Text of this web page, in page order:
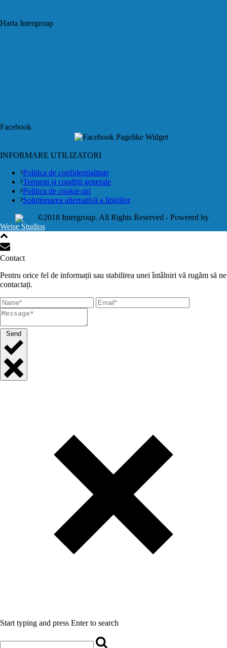
Harta Intergroup
Facebook
INFORMARE UTILIZATORI
Politica de confidentialitate
Termeni și condiții generale
Politica de cookie-uri
Soluționarea alternativă a litigiilor
©2018 Intergroup. All Rights Reserved - Powered by
Weise Studios
Contact
Pentru orice fel de informații sau stabilirea unei întâlniri vă rugăm să ne
contactați.
Send
Start typing and press Enter to search